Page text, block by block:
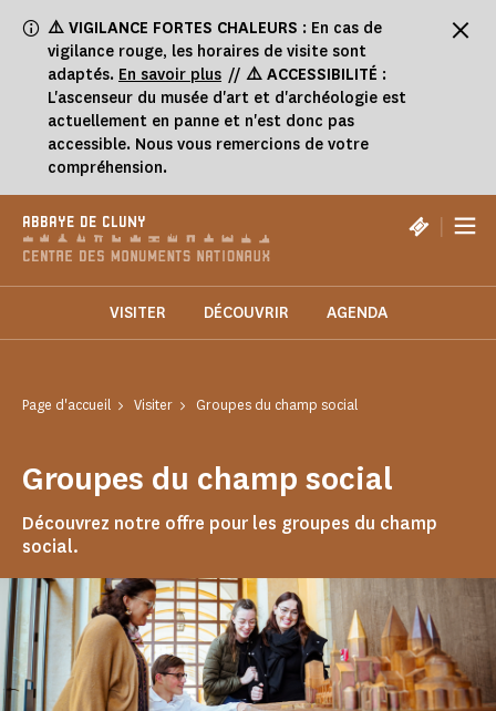
⚠️ VIGILANCE FORTES CHALEURS : En cas de
vigilance rouge, les horaires de visite sont
adaptés. En savoir plus // ⚠️ ACCESSIBILITÉ :
L'ascenseur du musée d'art et d'archéologie est
actuellement en panne et n'est donc pas
accessible. Nous vous remercions de votre
compréhension.
ABBAYE DE CLUNY |
VISITER DÉCOUVRIR AGENDA
Page d'accueil Visiter Groupes du champ social
Groupes du champ social
Découvrez notre offre pour les groupes du champ
social.